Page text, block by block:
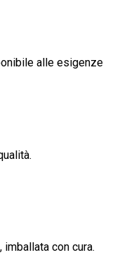
alle esigenze
con cura.